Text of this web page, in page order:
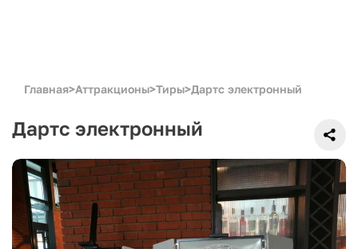
Главная>Аттракционы>Тиры>Дартс электронный
Дартс электронный